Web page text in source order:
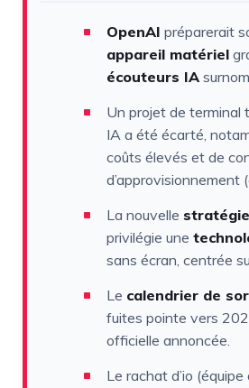
OpenAI préparerait
appareil matériel
écouteurs IA
Un projet de terminal
IA a été écarté,
coûts élevés et de
d’approvisionnement
La nouvelle
privilégie une
sans écran, centrée
Le calendrier de
fuites pointe vers
officielle annoncée.
Le rachat d’io